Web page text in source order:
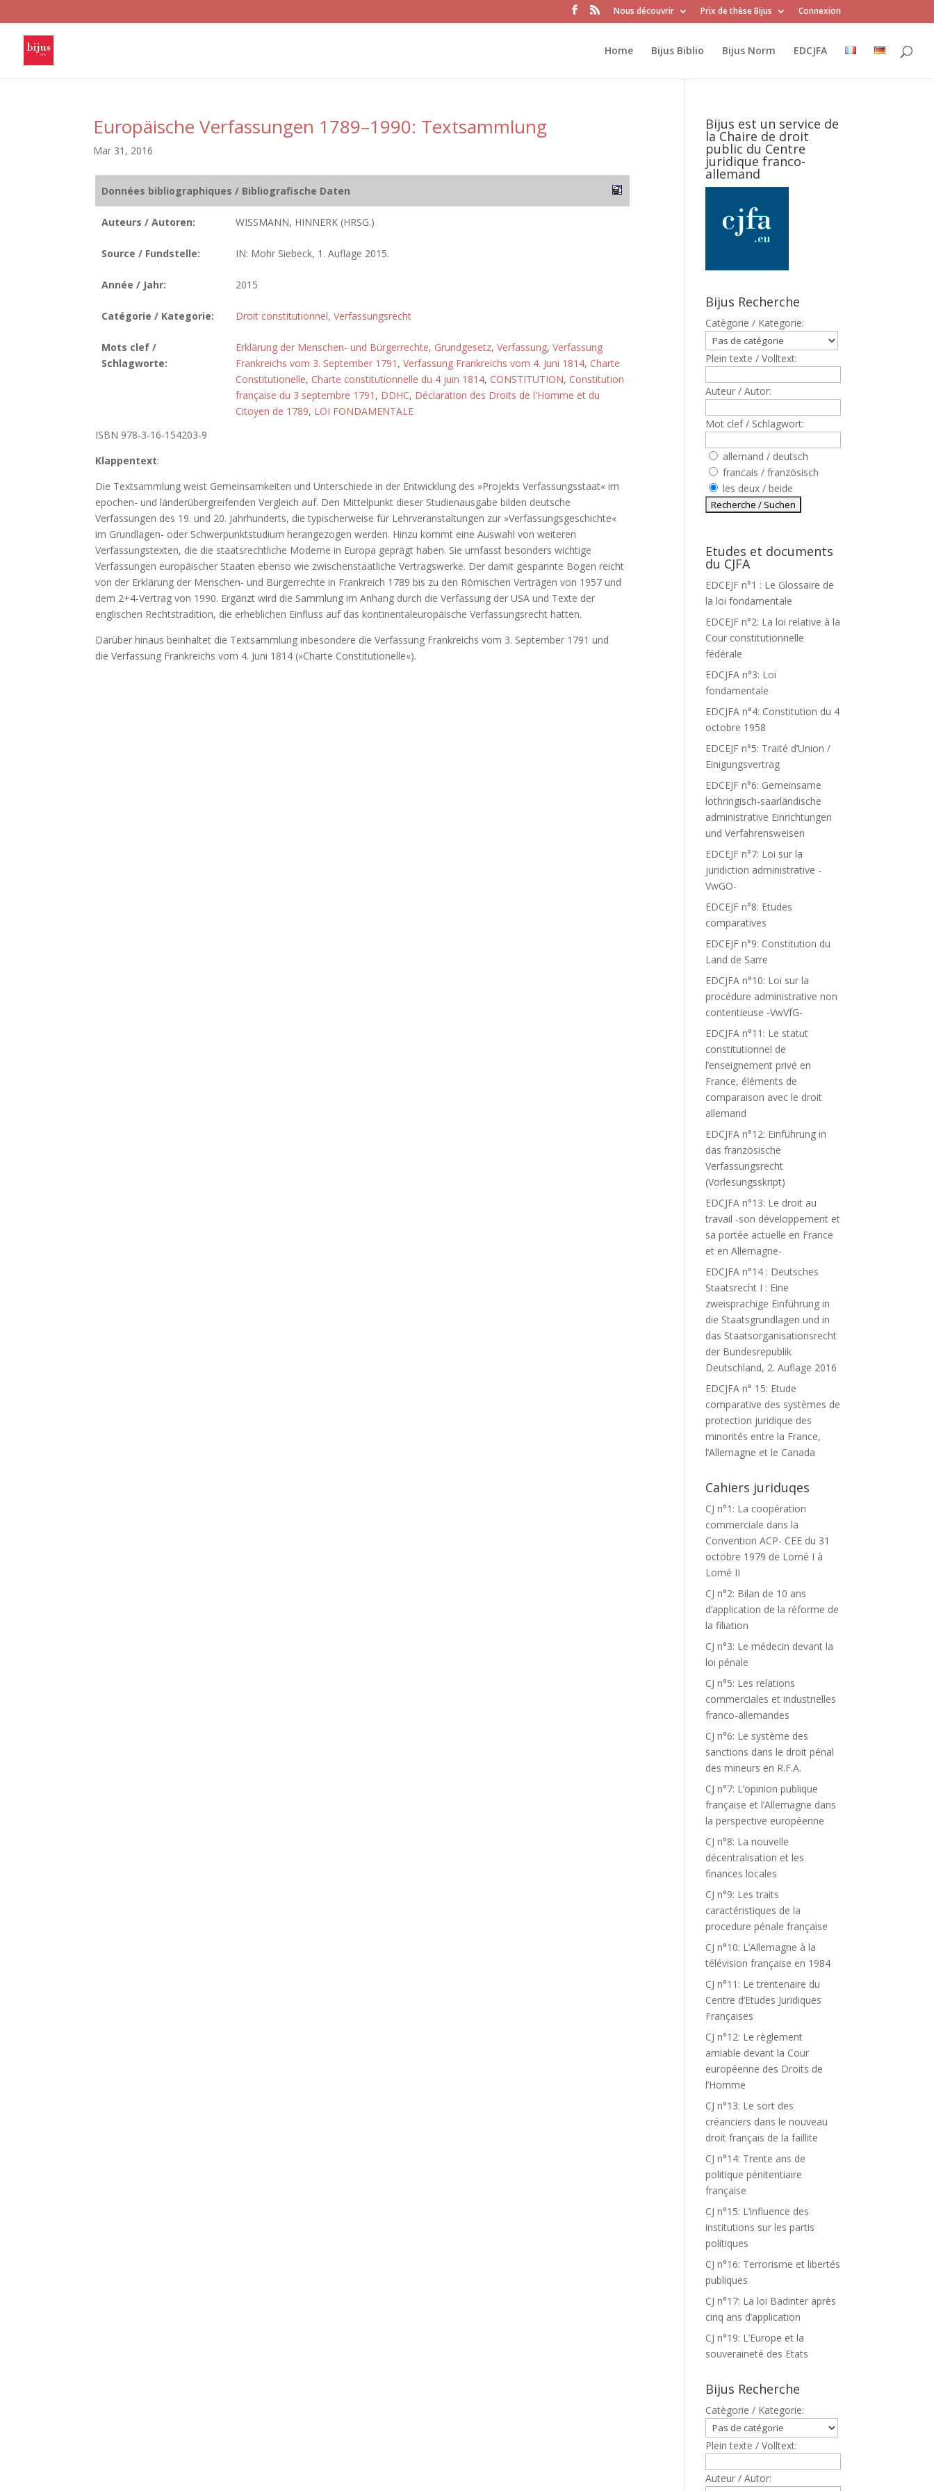
Nous découvrir Prix de thèse Bijus Connexion
Home Bijus Biblio Bijus Norm EDCJFA
Europäische Verfassungen 1789–1990: Textsammlung
Mar 31, 2016
Données bibliographiques / Bibliografische Daten
Auteurs / Autoren: WISSMANN, HINNERK (HRSG.)
Source / Fundstelle: IN: Mohr Siebeck, 1. Auflage 2015.
Année / Jahr: 2015
Catégorie / Kategorie: Droit constitutionnel, Verfassungsrecht
Mots clef /
Schlagworte:
Erklärung der Menschen- und Bürgerrechte, Grundgesetz, Verfassung, Verfassung
Frankreichs vom 3. September 1791 , Verfassung Frankreichs vom 4. Juni 1814, Charte
Constitutionelle, Charte constitutionnelle du 4 juin 1814, CONSTITUTION, Constitution
française du 3 septembre 1791 , DDHC, Déclaration des Droits de l'Homme et du
Citoyen de 1789, LOI FONDAMENTALE
ISBN 978-3-16-154203-9
Klappentext:
Die Textsammlung weist Gemeinsamkeiten und Unterschiede in der Entwicklung des »Projekts Verfassungsstaat« im
epochen- und länderübergreifenden Vergleich auf. Den Mittelpunkt dieser Studienausgabe bilden deutsche
Verfassungen des 19. und 20. Jahrhunderts, die typischerweise für Lehrveranstaltungen zur »Verfassungsgeschichte«
im Grundlagen- oder Schwerpunktstudium herangezogen werden. Hinzu kommt eine Auswahl von weiteren
Verfassungstexten, die die staatsrechtliche Moderne in Europa geprägt haben. Sie umfasst besonders wichtige
Verfassungen europäischer Staaten ebenso wie zwischenstaatliche Vertragswerke. Der damit gespannte Bogen reicht
von der Erklärung der Menschen- und Bürgerrechte in Frankreich 1789 bis zu den Römischen Verträgen von 1957 und
dem 2+4-Vertrag von 1990. Ergänzt wird die Sammlung im Anhang durch die Verfassung der USA und Texte der
englischen Rechtstradition, die erheblichen Einfluss auf das kontinentaleuropäische Verfassungsrecht hatten.
Darüber hinaus beinhaltet die Textsammlung inbesondere die Verfassung Frankreichs vom 3. September 1791 und
die Verfassung Frankreichs vom 4. Juni 1814 (»Charte Constitutionelle«).
Bijus est un service de
la Chaire de droit
public du Centre
juridique franco-
allemand
Bijus Recherche
Catègorie / Kategorie:
Plein texte / Volltext:
Auteur / Autor:
Mot clef / Schlagwort:
allemand / deutsch
francais / französisch
les deux / beide
Etudes et documents
du CJFA
EDCEJF n°1 : Le Glossaire de
la loi fondamentale
EDCEJF n°2: La loi relative à la
Cour constitutionnelle
fédérale
EDCJFA n°3: Loi
fondamentale
EDCJFA n°4: Constitution du 4
octobre 1958
EDCEJF n°5: Traité d’Union /
Einigungsvertrag
EDCEJF n°6: Gemeinsame
lothringisch-saarländische
administrative Einrichtungen
und Verfahrensweisen
EDCEJF n°7: Loi sur la
juridiction administrative -
VwGO-
EDCEJF n°8: Etudes
comparatives
EDCEJF n°9: Constitution du
Land de Sarre
EDCJFA n°10: Loi sur la
procédure administrative non
contentieuse -VwVfG-
EDCJFA n°11: Le statut
constitutionnel de
l’enseignement privé en
France, éléments de
comparaison avec le droit
allemand
EDCJFA n°12: Einführung in
das französische
Verfassungsrecht
(Vorlesungsskript)
EDCJFA n°13: Le droit au
travail -son développement et
sa portée actuelle en France
et en Allemagne-
EDCJFA n°14 : Deutsches
Staatsrecht I : Eine
zweisprachige Einführung in
die Staatsgrundlagen und in
das Staatsorganisationsrecht
der Bundesrepublik
Deutschland, 2. Auflage 2016
EDCJFA n° 15: Etude
comparative des systèmes de
protection juridique des
minorités entre la France,
l’Allemagne et le Canada
Cahiers juriduqes
CJ n°1: La coopération
commerciale dans la
Convention ACP- CEE du 31
octobre 1979 de Lomé I à
Lomé II
CJ n°2: Bilan de 10 ans
d’application de la réforme de
la filiation
CJ n°3: Le médecin devant la
loi pénale
CJ n°5: Les relations
commerciales et industrielles
franco-allemandes
CJ n°6: Le système des
sanctions dans le droit pénal
des mineurs en R.F.A.
CJ n°7: L’opinion publique
française et l’Allemagne dans
la perspective européenne
CJ n°8: La nouvelle
décentralisation et les
finances locales
CJ n°9: Les traits
caractéristiques de la
procedure pénale française
CJ n°10: L’Allemagne à la
télévision française en 1984
CJ n°11: Le trentenaire du
Centre d’Etudes Juridiques
Françaises
CJ n°12: Le règlement
amiable devant la Cour
européenne des Droits de
l’Homme
CJ n°13: Le sort des
créanciers dans le nouveau
droit français de la faillite
CJ n°14: Trente ans de
politique pénitentiaire
française
CJ n°15: L’influence des
institutions sur les partis
politiques
CJ n°16: Terrorisme et libertés
publiques
CJ n°17: La loi Badinter après
cinq ans d’application
CJ n°19: L’Europe et la
souveraineté des Etats
Bijus Recherche
Catègorie / Kategorie:
Plein texte / Volltext:
Auteur / Autor: